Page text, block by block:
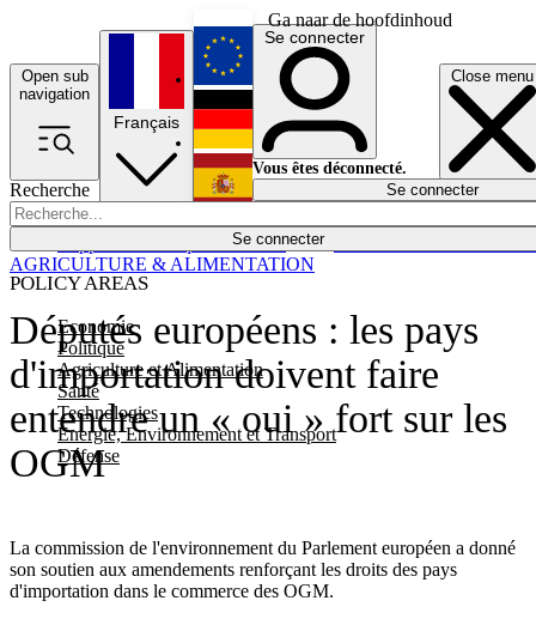
Ga naar de hoofdinhoud
Open sub
navigation
Close menu
Recherche
Se connecter
POLICY AREAS
Economie
Politique
Agriculture et Alimentation
Santé
Technologies
Energie, Environnement et Transport
Défense
Économie
Français
English
Deutsch
Español
Se connecter
Vous êtes déconnecté.
Se connecter
Députés européens : les pays
d'importation doivent faire
entendre un « oui » fort sur les
OGM
La commission de l'environnement du Parlement européen a donné
son soutien aux amendements renforçant les droits des pays
d'importation dans le commerce des OGM.
AGRICULTURE & ALIMENTATION